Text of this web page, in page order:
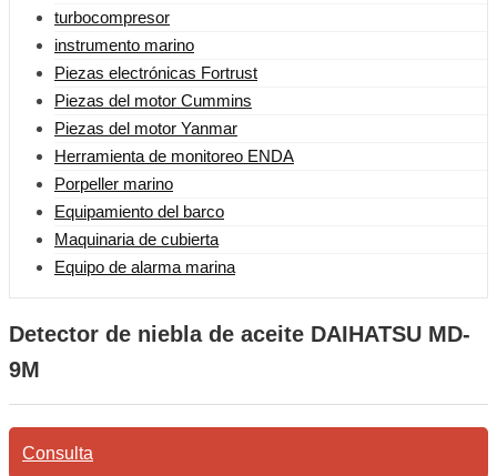
turbocompresor
instrumento marino
Piezas electrónicas Fortrust
Piezas del motor Cummins
Piezas del motor Yanmar
Herramienta de monitoreo ENDA
Porpeller marino
Equipamiento del barco
Maquinaria de cubierta
Equipo de alarma marina
Detector de niebla de aceite DAIHATSU MD-
9M
Consulta